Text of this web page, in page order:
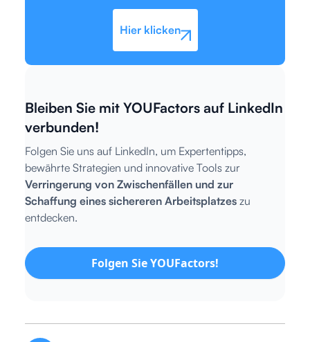
Hier klicken
Bleiben Sie mit YOUFactors auf LinkedIn
verbunden!
Folgen Sie uns auf LinkedIn, um Expertentipps,
bewährte Strategien und innovative Tools zur
Verringerung von Zwischenfällen und zur
Schaffung eines sichereren Arbeitsplatzes zu
entdecken.
Folgen Sie YOUFactors!